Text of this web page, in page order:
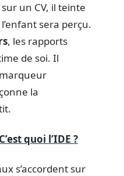
un CV, il teinte
sera perçu.
, les rapports
de soi. Il
la
C’est quoi l’IDE ?
s’accordent sur